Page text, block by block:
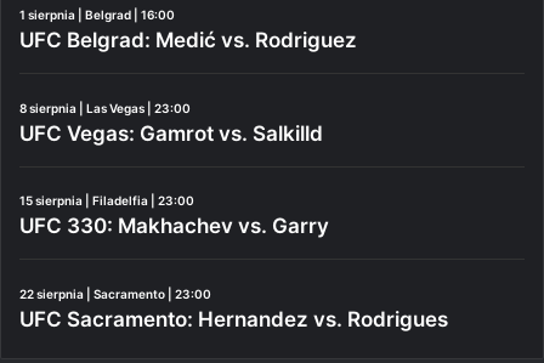
1 sierpnia | Belgrad | 16:00
UFC Belgrad: Medić vs. Rodriguez
8 sierpnia | Las Vegas | 23:00
UFC Vegas: Gamrot vs. Salkilld
15 sierpnia | Filadelfia | 23:00
UFC 330: Makhachev vs. Garry
22 sierpnia | Sacramento | 23:00
UFC Sacramento: Hernandez vs. Rodrigues